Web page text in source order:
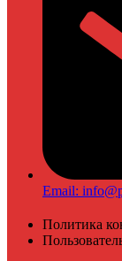
Email:
Политика